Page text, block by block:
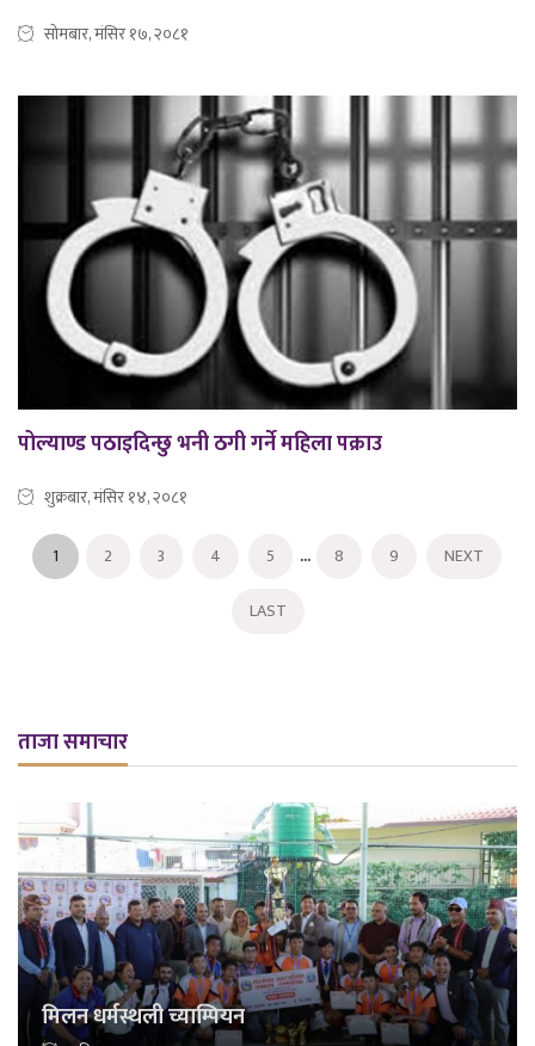
सोमबार, मंसिर १७, २०८१
पोल्याण्ड पठाइदिन्छु भनी ठगी गर्ने महिला पक्राउ
शुक्रबार, मंसिर १४, २०८१
1 2 3 4 5 ... 8 9
NEXT
LAST
ताजा समाचार
मिलन धर्मस्थली च्याम्पियन